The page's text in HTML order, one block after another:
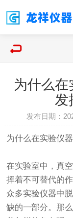
为什么
发
发布日期：
为什么在实验仪
在实验室中，真
挥着不可替代的
众多实验仪器中
缺的一部分。那